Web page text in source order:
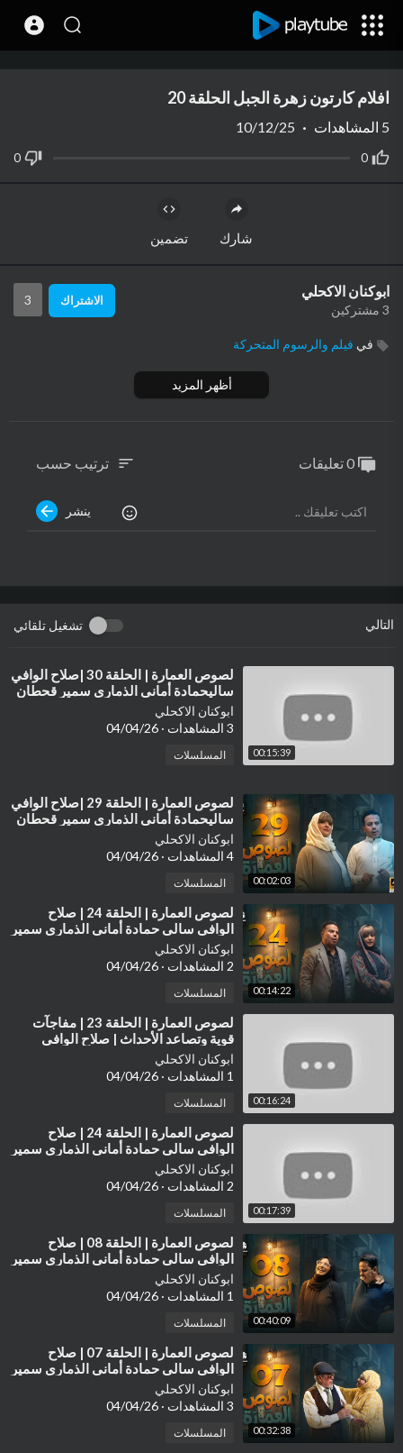
Download File: https://www.youtube.com/watch?v=ZmuXaRB1L8Iافلام كارتون زهرة الجبل الحلقة 20
0
0
5 المشاهدات ·
10/12/25
شارك تضمين
ابوكنان الاكحلي
3 مشتركين
الاشتراك 3
في فيلم والرسوم المتحركة
أظهر المزيد
sort ترتيب حسب
ينشر
التالي تشغيل تلقائي
00:15:39
⁣لصوص العمارة | الحلقة 30 |صلاح الوافي
ساليحمادة أماني الذماري سمير قحطان
مع النجم آدمسيف | HD REVIEW
ابوكنان الاكحلي
3 المشاهدات
·
المسلسلات
00:02:03
⁣لصوص العمارة | الحلقة 29 |صلاح الوافي
ساليحمادة أماني الذماري سمير قحطان
مع النجم آدمسيف| HD REVIEW
ابوكنان الاكحلي
4 المشاهدات
·
المسلسلات
00:14:22
⁣لصوص العمارة | الحلقة 24 | صلاح
الوافي سالي حمادة أماني الذماري سمير
قحطان مع النجم آدم سيف Review
ابوكنان الاكحلي
2 المشاهدات
·
المسلسلات
00:16:24
⁣لصوص العمارة | الحلقة 23 | مفاجآت
قوية وتصاعد الأحداث | صلاح الوافي
سالي حمادة | Review
ابوكنان الاكحلي
1 المشاهدات
·
المسلسلات
00:17:39
⁣لصوص العمارة | الحلقة 24 | صلاح
الوافي سالي حمادة أماني الذماري سمير
قحطان مع النجم آدم سيف Review
ابوكنان الاكحلي
2 المشاهدات
·
المسلسلات
00:40:09
⁣لصوص العمارة | الحلقة 08 | صلاح
الوافي سالي حمادة أماني الذماري سمير
قحطان مع النجم آدم سيف
ابوكنان الاكحلي
1 المشاهدات
·
المسلسلات
00:32:38
⁣لصوص العمارة | الحلقة 07 | صلاح
الوافي سالي حمادة أماني الذماري سمير
قحطان مع النجم آدم سيف
ابوكنان الاكحلي
3 المشاهدات
·
المسلسلات